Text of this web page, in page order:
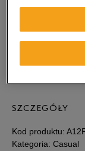
Wybierz swój
41 25,5
41,5 26 cm
SZCZEGÓŁY
Kod produktu:
Kategoria: Casual